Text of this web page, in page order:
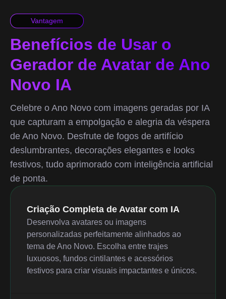
Vantagem
Benefícios de Usar o
Gerador de Avatar de Ano
Novo IA
Celebre o Ano Novo com imagens geradas por IA
que capturam a empolgação e alegria da véspera
de Ano Novo. Desfrute de fogos de artifício
deslumbrantes, decorações elegantes e looks
festivos, tudo aprimorado com inteligência artificial
de ponta.
Criação Completa de Avatar com IA
Desenvolva avatares ou imagens
personalizadas perfeitamente alinhados ao
tema de Ano Novo. Escolha entre trajes
luxuosos, fundos cintilantes e acessórios
festivos para criar visuais impactantes e únicos.